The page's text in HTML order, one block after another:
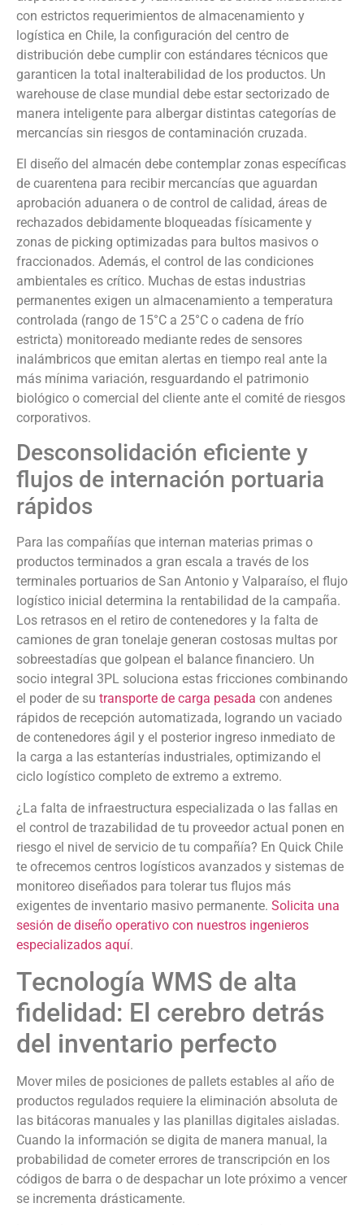
con estrictos requerimientos de almacenamiento y
logística en Chile, la configuración del centro de
distribución debe cumplir con estándares técnicos que
garanticen la total inalterabilidad de los productos. Un
warehouse de clase mundial debe estar sectorizado de
manera inteligente para albergar distintas categorías de
mercancías sin riesgos de contaminación cruzada.
El diseño del almacén debe contemplar zonas específicas
de cuarentena para recibir mercancías que aguardan
aprobación aduanera o de control de calidad, áreas de
rechazados debidamente bloqueadas físicamente y
zonas de picking optimizadas para bultos masivos o
fraccionados. Además, el control de las condiciones
ambientales es crítico. Muchas de estas industrias
permanentes exigen un almacenamiento a temperatura
controlada (rango de 15°C a 25°C o cadena de frío
estricta) monitoreado mediante redes de sensores
inalámbricos que emitan alertas en tiempo real ante la
más mínima variación, resguardando el patrimonio
biológico o comercial del cliente ante el comité de riesgos
corporativos.
Desconsolidación eficiente y
flujos de internación portuaria
rápidos
Para las compañías que internan materias primas o
productos terminados a gran escala a través de los
terminales portuarios de San Antonio y Valparaíso, el flujo
logístico inicial determina la rentabilidad de la campaña.
Los retrasos en el retiro de contenedores y la falta de
camiones de gran tonelaje generan costosas multas por
sobreestadías que golpean el balance financiero. Un
socio integral 3PL soluciona estas fricciones combinando
el poder de su transporte de carga pesada con andenes
rápidos de recepción automatizada, logrando un vaciado
de contenedores ágil y el posterior ingreso inmediato de
la carga a las estanterías industriales, optimizando el
ciclo logístico completo de extremo a extremo.
¿La falta de infraestructura especializada o las fallas en
el control de trazabilidad de tu proveedor actual ponen en
riesgo el nivel de servicio de tu compañía? En Quick Chile
te ofrecemos centros logísticos avanzados y sistemas de
monitoreo diseñados para tolerar tus flujos más
exigentes de inventario masivo permanente. Solicita una
sesión de diseño operativo con nuestros ingenieros
especializados aquí.
Tecnología WMS de alta
fidelidad: El cerebro detrás
del inventario perfecto
Mover miles de posiciones de pallets estables al año de
productos regulados requiere la eliminación absoluta de
las bitácoras manuales y las planillas digitales aisladas.
Cuando la información se digita de manera manual, la
probabilidad de cometer errores de transcripción en los
códigos de barra o de despachar un lote próximo a vencer
se incrementa drásticamente.